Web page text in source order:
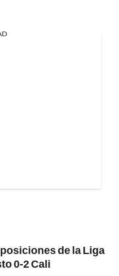
de la Liga
0-2 Cali